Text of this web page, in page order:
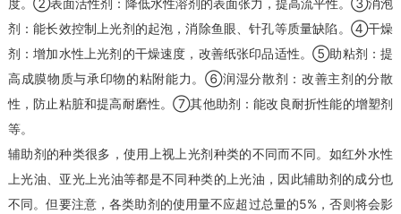
度。②表面活性剂：降低水性溶剂的表面张力，提高流平性。③消泡
剂：能长效控制上光剂的起泡，消除鱼眼、针孔等质量缺陷。④干燥
剂：增加水性上光剂的干燥速度，改善纸张印品适性。⑤助粘剂：提
高成膜物质与承印物的粘附能力。⑥润湿分散剂：改善主剂的分散
性，防止粘脏和提高耐磨性。⑦其他助剂：能改良耐折性能的增塑剂
等。
辅助剂的种类很多，使用上视上光剂种类的不同而不同。如红外水性
上光油、亚光上光油等都是不同种类的上光油，因此辅助剂的成分也
不同。但要注意，各类助剂的使用量不应超过总量的5%，否则将会影